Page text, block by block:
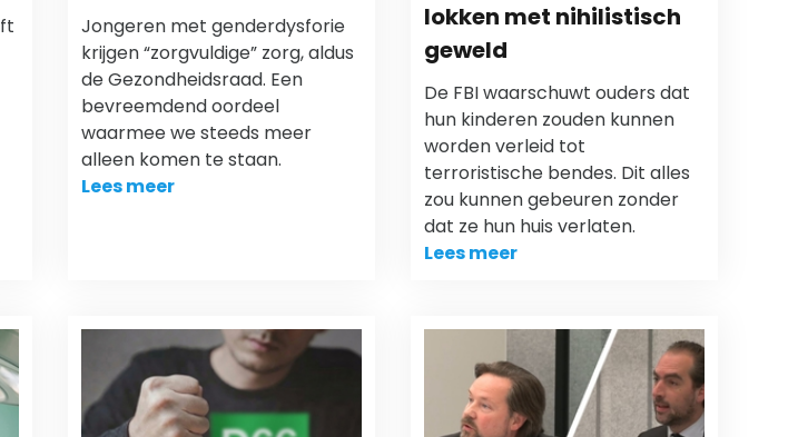
Jongeren met genderdysforie
krijgen “zorgvuldige” zorg, aldus
de Gezondheidsraad. Een
bevreemdend oordeel
waarmee we steeds meer
alleen komen te staan.
Lees meer
lokken met nihilistisch
geweld
De FBI waarschuwt ouders dat
hun kinderen zouden kunnen
worden verleid tot
terroristische bendes. Dit alles
zou kunnen gebeuren zonder
dat ze hun huis verlaten.
Lees meer